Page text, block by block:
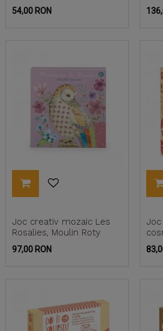
Pret
54,00 RON Pret
Joc creativ mozaic Les
Rosalies, Moulin Roty
Pret
97,00 RON Pret